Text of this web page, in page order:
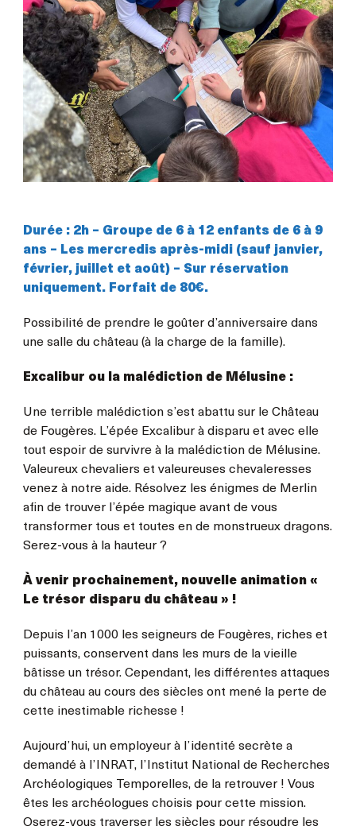
Durée : 2h – Groupe de 6 à 12 enfants de 6 à 9
ans – Les mercredis après-midi (sauf janvier,
février, juillet et août) – Sur réservation
uniquement.Forfait de 80€.
Possibilité de prendre le goûter d’anniversaire dans
une salle du château (à la charge de la famille).
Excalibur ou la malédiction de Mélusine :
Une terrible malédiction s’est abattu sur le Château
de Fougères. L’épée Excalibur à disparu et avec elle
tout espoir de survivre à la malédiction de Mélusine.
Valeureux chevaliers et valeureuses chevaleresses
venez à notre aide. Résolvez les énigmes de Merlin
afin de trouver l’épée magique avant de vous
transformer tous et toutes en de monstrueux dragons.
Serez-vous à la hauteur ?
À venir prochainement, nouvelle animation «
Le trésor disparu du château » !
Depuis l’an 1000 les seigneurs de Fougères, riches et
puissants, conservent dans les murs de la vieille
bâtisse un trésor. Cependant, les différentes attaques
du château au cours des siècles ont mené la perte de
cette inestimable richesse !
Aujourd’hui, un employeur à l’identité secrète a
demandé à l’INRAT, l’Institut National de Recherches
Archéologiques Temporelles, de la retrouver ! Vous
êtes les archéologues choisis pour cette mission.
Oserez-vous traverser les siècles pour résoudre les